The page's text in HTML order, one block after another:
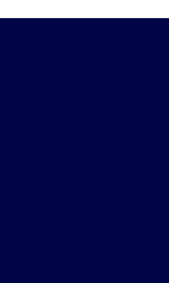
anonym.
Nutzung